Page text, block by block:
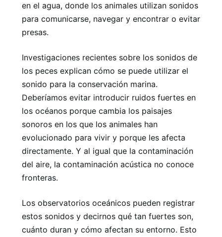
en el agua, donde los animales utilizan sonidos
para comunicarse, navegar y encontrar o evitar
presas.
Investigaciones recientes sobre los sonidos de
los peces explican cómo se puede utilizar el
sonido para la conservación marina.
Deberíamos evitar introducir ruidos fuertes en
los océanos porque cambia los paisajes
sonoros en los que los animales han
evolucionado para vivir y porque les afecta
directamente. Y al igual que la contaminación
del aire, la contaminación acústica no conoce
fronteras.
Los observatorios oceánicos pueden registrar
estos sonidos y decirnos qué tan fuertes son,
cuánto duran y cómo afectan su entorno. Esto